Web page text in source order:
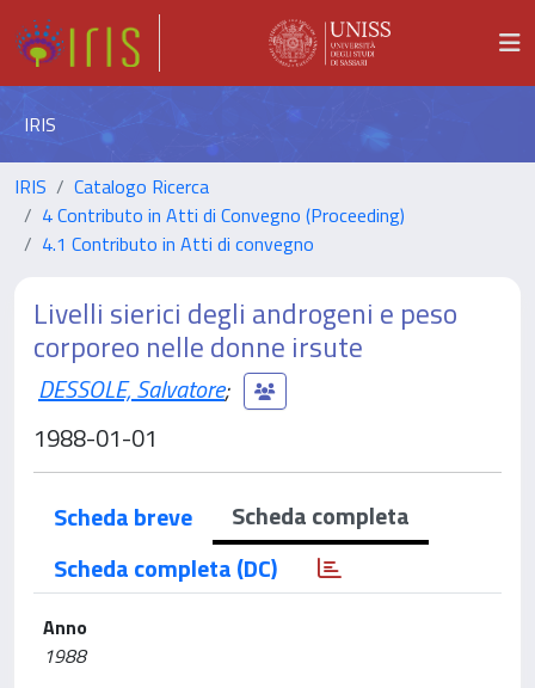
IRIS
IRIS
Catalogo Ricerca
4 Contributo in Atti di Convegno (Proceeding)
4.1 Contributo in Atti di convegno
Livelli sierici degli androgeni e peso
corporeo nelle donne irsute
DESSOLE, Salvatore;
1988-01-01
Scheda breve
Scheda completa
Scheda completa (DC)
Anno
1988